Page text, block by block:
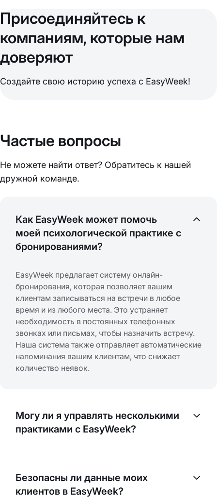
Присоединяйтесь к
компаниям, которые нам
доверяют
Создайте свою историю успеха с EasyWeek!
Частые вопросы
Не можете найти ответ? Обратитесь к нашей
дружной команде.
Как EasyWeek может помочь
моей психологической практике с
бронированиями?
EasyWeek предлагает систему онлайн-
бронирования, которая позволяет вашим
клиентам записываться на встречи в любое
время и из любого места. Это устраняет
необходимость в постоянных телефонных
звонках или письмах, чтобы назначить встречу.
Наша система также отправляет автоматические
напоминания вашим клиентам, что снижает
количество неявок.
Могу ли я управлять несколькими
практиками с EasyWeek?
можете настраивать индивидуальные графики,
услуги и цены для каждого специалиста и
Безопасны ли данные моих
клиентов в EasyWeek?